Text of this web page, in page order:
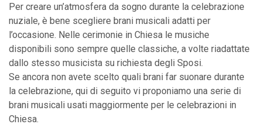
Per creare un’atmosfera da sogno durante la celebrazione
nuziale, è bene scegliere brani musicali adatti per
l’occasione. Nelle cerimonie in Chiesa le musiche
disponibili sono sempre quelle classiche, a volte riadattate
dallo stesso musicista su richiesta degli Sposi.
Se ancora non avete scelto quali brani far suonare durante
la celebrazione, qui di seguito vi proponiamo una serie di
brani musicali usati maggiormente per le celebrazioni in
Chiesa.